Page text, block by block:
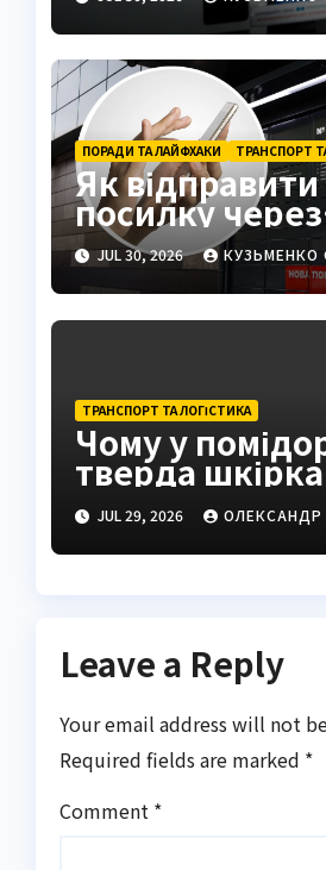
ПОРАДИ ТА ЛАЙФХАКИ ТРАНСПОРТ
Як відправити
посилку через
поштомат:
інструкція
JUL 30, 2026 КУЗЬМЕНКО
ТРАНСПОРТ ТА ЛОГІСТИКА
Чому у
тверда шкірка
виправити
JUL 29, 2026
Leave a Reply
Your email address will not
Required fields are marked *
Comment *